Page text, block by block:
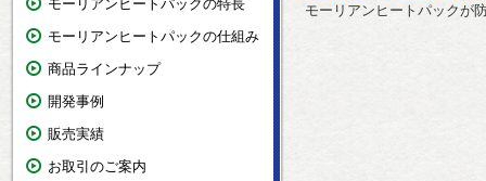
モーリアンヒートパックの特長
モーリアンヒートパックの仕組み
商品ラインナップ
開発事例
販売実績
お取引のご案内
モーリアンヒートパックが